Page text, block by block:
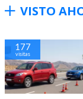
VISTO
177
visitas